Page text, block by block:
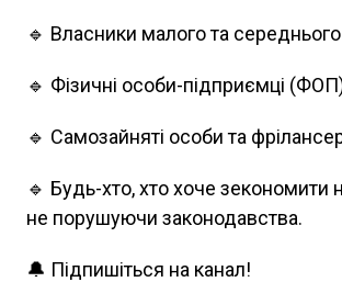
🔹 Власники малого та середнього
🔹 Фізичні особи-підприємці (ФОП)
🔹 Самозайняті особи та
🔹 Будь-хто, хто хоче зекономити
не порушуючи законодавства.
🔔 Підпишіться на канал!